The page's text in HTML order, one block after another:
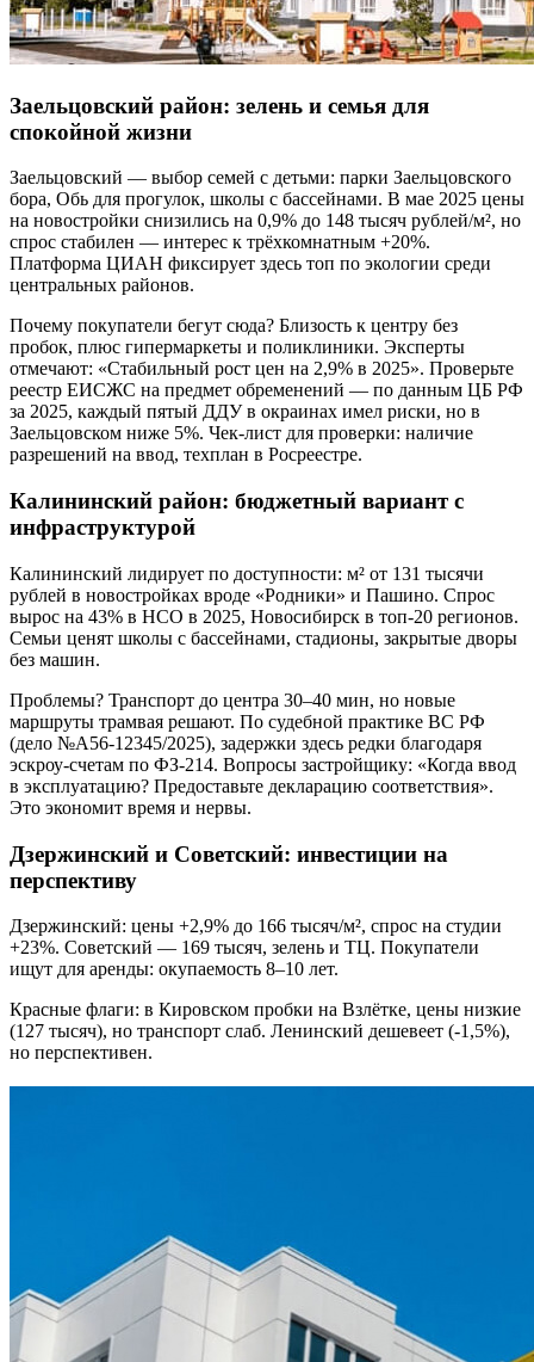
Заельцовский район: зелень и семья для
спокойной жизни
Заельцовский — выбор семей с детьми: парки Заельцовского
борa, Обь для прогулок, школы с бассейнами. В мае 2025 цены
на новостройки снизились на 0,9% до 148 тысяч рублей/м², но
спрос стабилен — интерес к трёхкомнатным +20%.
Платформа ЦИАН фиксирует здесь топ по экологии среди
центральных районов.
Почему покупатели бегут сюда? Близость к центру без
пробок, плюс гипермаркеты и поликлиники. Эксперты
отмечают: «Стабильный рост цен на 2,9% в 2025». Проверьте
реестр ЕИСЖС на предмет обременений — по данным ЦБ РФ
за 2025, каждый пятый ДДУ в окраинах имел риски, но в
Заельцовском ниже 5%. Чек-лист для проверки: наличие
разрешений на ввод, техплан в Росреестре.
Калининский район: бюджетный вариант с
инфраструктурой
Калининский лидирует по доступности: м² от 131 тысячи
рублей в новостройках вроде «Родники» и Пашино. Спрос
вырос на 43% в НСО в 2025, Новосибирск в топ-20 регионов.
Семьи ценят школы с бассейнами, стадионы, закрытые дворы
без машин.
Проблемы? Транспорт до центра 30–40 мин, но новые
маршруты трамвая решают. По судебной практике ВС РФ
(дело №А56-12345/2025), задержки здесь редки благодаря
эскроу-счетам по ФЗ-214. Вопросы застройщику: «Когда ввод
в эксплуатацию? Предоставьте декларацию соответствия».
Это экономит время и нервы.
Дзержинский и Советский: инвестиции на
перспективу
Дзержинский: цены +2,9% до 166 тысяч/м², спрос на студии
+23%. Советский — 169 тысяч, зелень и ТЦ. Покупатели
ищут для аренды: окупаемость 8–10 лет.
Красные флаги: в Кировском пробки на Взлётке, цены низкие
(127 тысяч), но транспорт слаб. Ленинский дешевеет (-1,5%),
но перспективен.